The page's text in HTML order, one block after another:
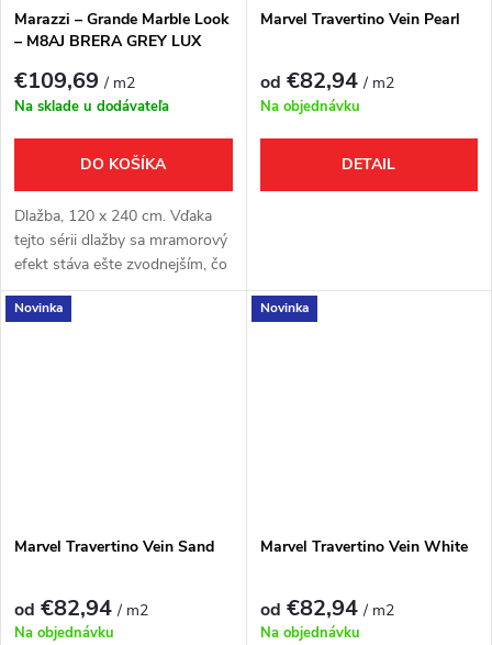
Marazzi – Grande Marble Look
– M8AJ BRERA GREY LUX
€109,69/ m2
Na sklade u dodávateľa
DO KOŠÍKA
Dlažba, 120 x 240 cm. Vďaka
tejto sérii dlažby sa mramorový
efekt stáva ešte zvodnejším, čo
prináša projekty, ktoré sú
ambiciózne z hľadiska veľkosti a
Marvel Travertino Vein Pearl
od €82,94/ m2
Na objednávku
DETAIL
Novinka
Marvel Travertino Vein Sand
od €82,94/ m2
Na objednávku
Novinka
Marvel Travertino Vein White
od €82,94/ m2
Na objednávku